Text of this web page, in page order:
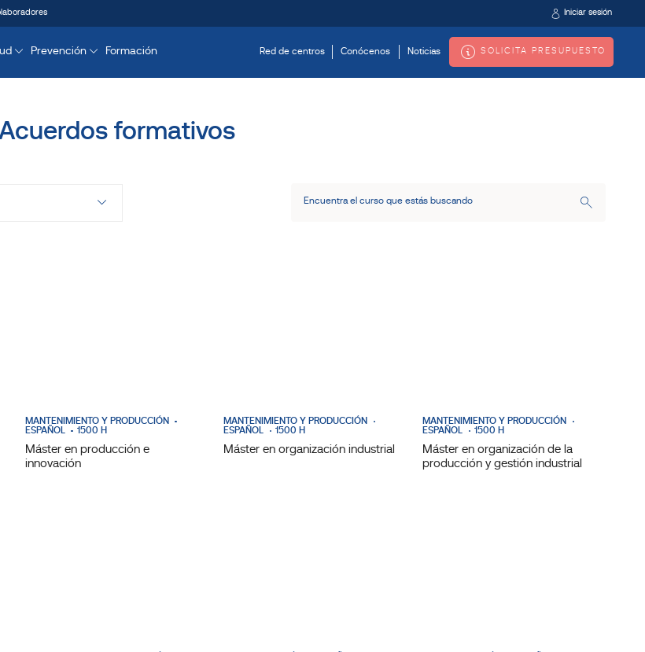
Iniciar sesión
Prevención Formación Red de centros Conócenos Noticias SOLICITA PRESUPUESTO
formativos
MANTENIMIENTO Y PRODUCCIÓN
ESPAÑOL
1500 H
Máster en producción e
innovación
MANTENIMIENTO Y PRODUCCIÓN
ESPAÑOL
1500 H
Máster en organización industrial
MANTENIMIENTO Y PRODUCCIÓN
ESPAÑOL
1500 H
Máster en organización de la
producción y gestión industrial